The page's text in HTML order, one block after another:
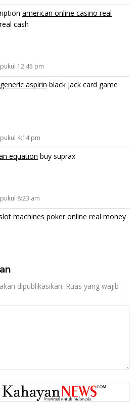
american online casino real
cash
12:45 pm
aspirin black jack card game
4:14 pm
equation buy suprax
8:23 am
machines poker online real money
dipublikasikan. Ruas yang wajib